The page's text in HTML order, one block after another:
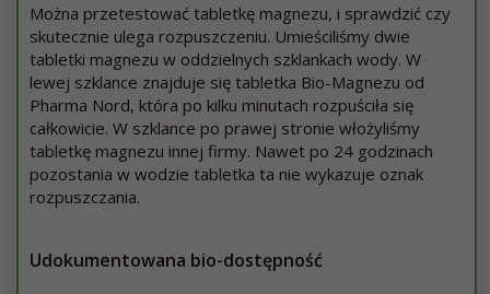
Można przetestować tabletkę magnezu, i sprawdzić czy
skutecznie ulega rozpuszczeniu. Umieściliśmy dwie
tabletki magnezu w oddzielnych szklankach wody. W
lewej szklance znajduje się tabletka Bio-Magnezu od
Pharma Nord, która po kilku minutach rozpuściła się
całkowicie. W szklance po prawej stronie włożyliśmy
tabletkę magnezu innej firmy. Nawet po 24 godzinach
pozostania w wodzie tabletka ta nie wykazuje oznak
rozpuszczania.
Udokumentowana bio-dostępność